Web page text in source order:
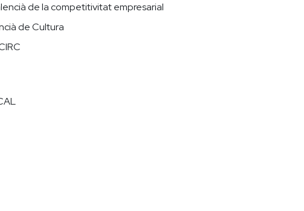
de la competitivitat empresarial
de Cultura